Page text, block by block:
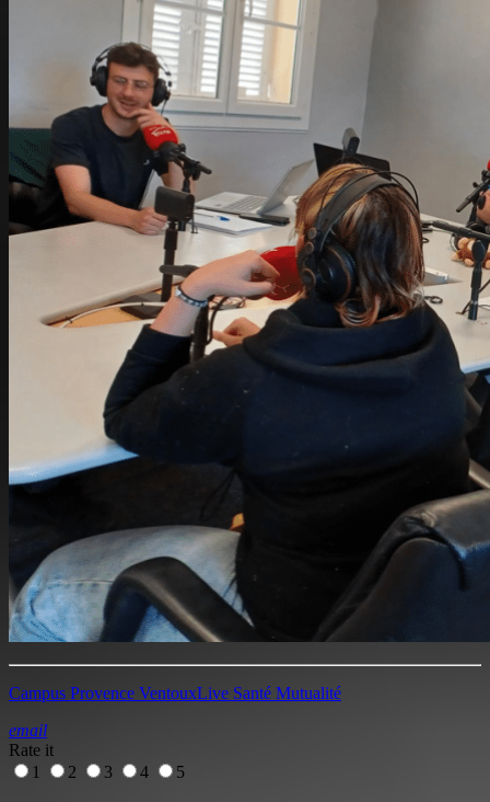
Campus Provence VentouxLive Santé Mutualité
email
Rate it
1
2 3 4 5